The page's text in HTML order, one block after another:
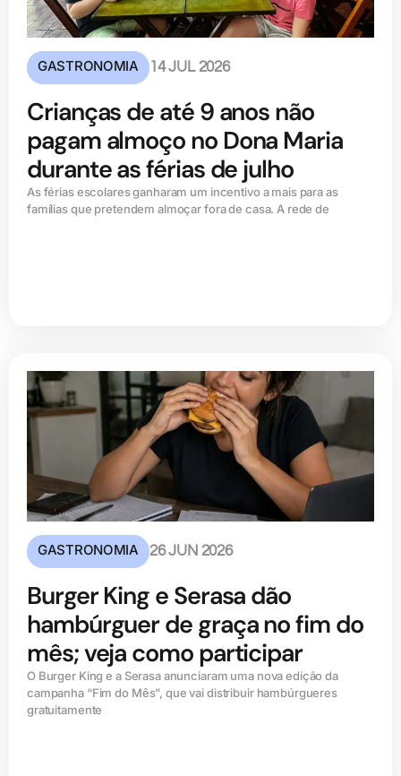
GASTRONOMIA 14 JUL 2026
Crianças de até 9 anos não
pagam almoço no Dona Maria
durante as férias de julho
As férias escolares ganharam um incentivo a mais para as
famílias que pretendem almoçar fora de casa. A rede de
GASTRONOMIA 26 JUN 2026
Burger King e Serasa dão
hambúrguer de graça no fim do
mês; veja como participar
O Burger King e a Serasa anunciaram uma nova edição da
campanha “Fim do Mês”, que vai distribuir hambúrgueres
gratuitamente